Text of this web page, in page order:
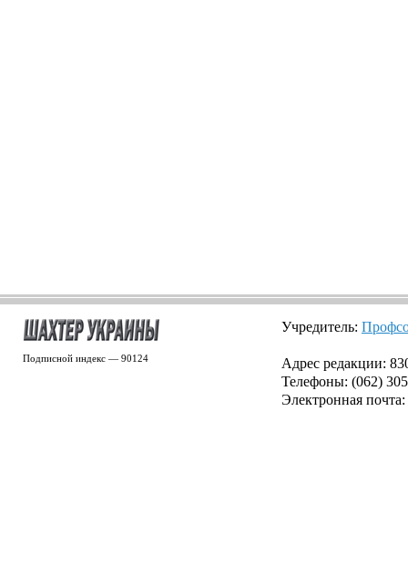
Подписной индекс — 90124
Учредитель:
Адрес редакции:
Телефоны: (062)
Электронная почта: